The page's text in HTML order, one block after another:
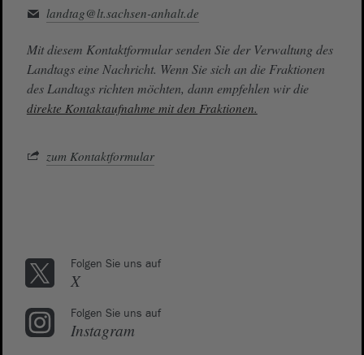
landtag@lt.sachsen-anhalt.de
Mit diesem Kontaktformular senden Sie der Verwaltung des
Landtags eine Nachricht. Wenn Sie sich an die Fraktionen
des Landtags richten möchten, dann empfehlen wir die
direkte Kontaktaufnahme mit den Fraktionen.
zum Kontaktformular
Folgen Sie uns auf
X
Folgen Sie uns auf
Instagram